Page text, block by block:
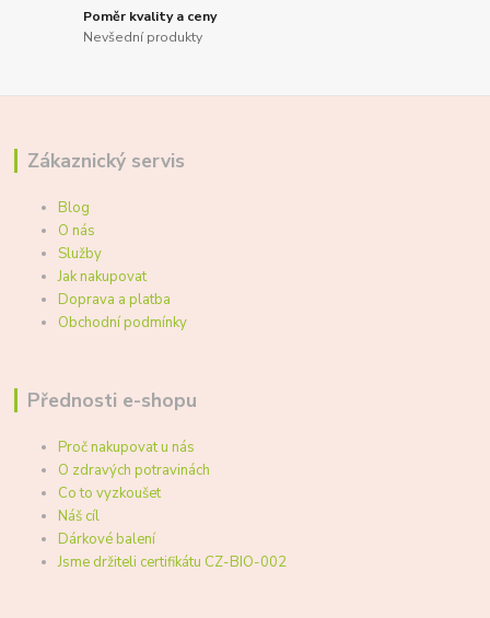
Poměr kvality a ceny
Nevšední produkty
Zákaznický servis
Blog
O nás
Služby
Jak nakupovat
Doprava a platba
Obchodní podmínky
Přednosti e-shopu
Proč nakupovat u nás
O zdravých potravinách
Co to vyzkoušet
Náš cíl
Dárkové balení
Jsme držiteli certifikátu CZ-BIO-002